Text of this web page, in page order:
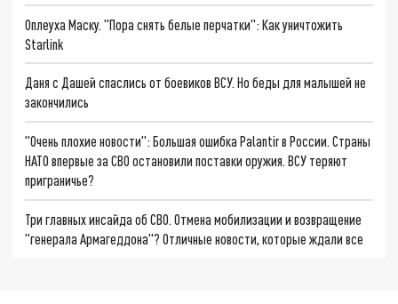
Оплеуха Маску. "Пора снять белые перчатки": Как уничтожить
Starlink
Даня с Дашей спаслись от боевиков ВСУ. Но беды для малышей не
закончились
"Очень плохие новости": Большая ошибка Palantir в России. Страны
НАТО впервые за СВО остановили поставки оружия. ВСУ теряют
приграничье?
Три главных инсайда об СВО. Отмена мобилизации и возвращение
"генерала Армагеддона"? Отличные новости, которые ждали все